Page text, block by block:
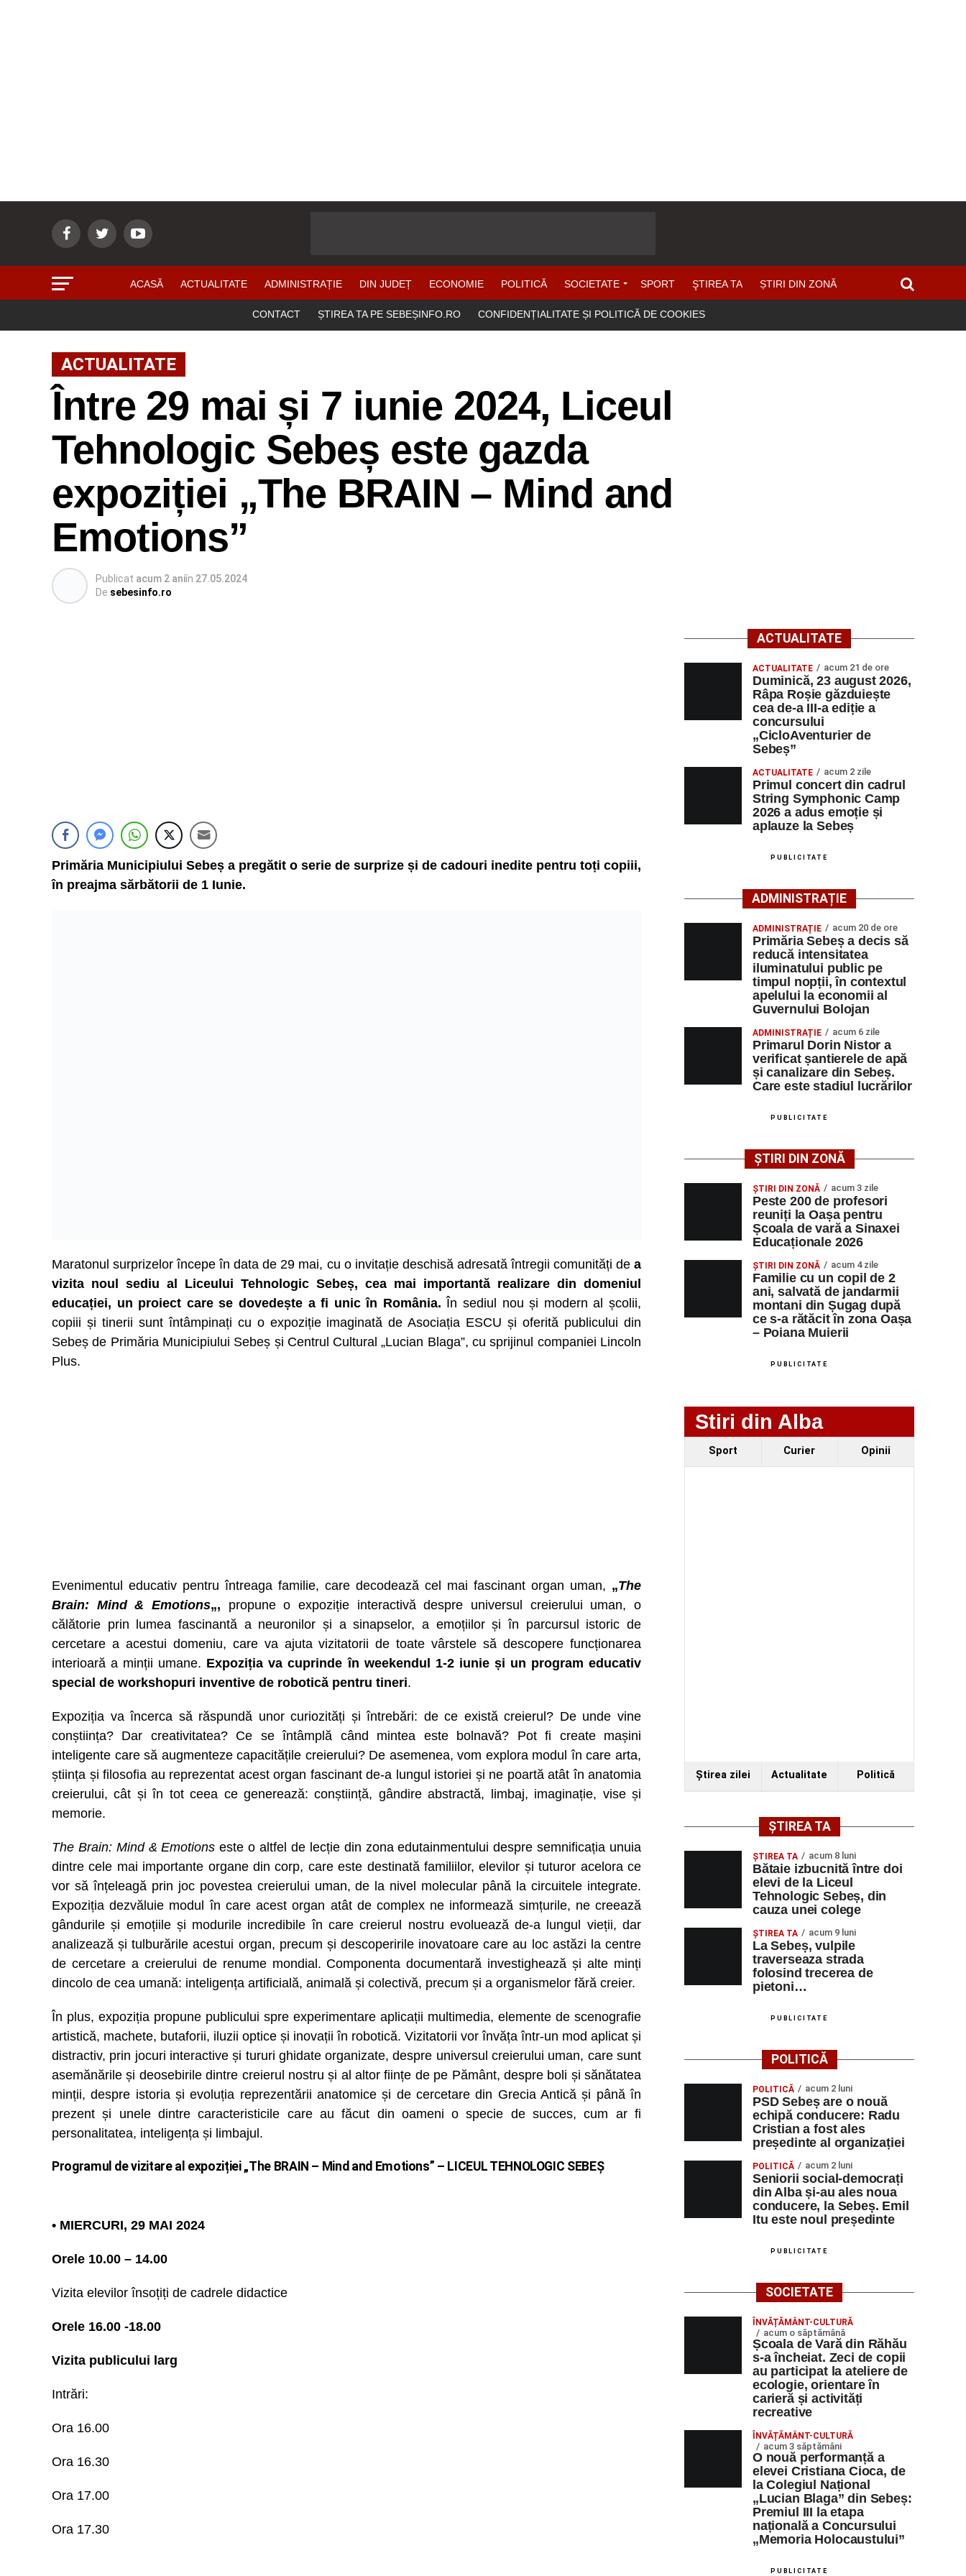
ACASĂ ACTUALITATE ADMINISTRAȚIE DIN JUDEȚ ECONOMIE POLITICĂ SOCIETATE SPORT ŞTIREA TA ȘTIRI DIN ZONĂ
CONTACT ȘTIREA TA PE SEBEȘINFO.RO CONFIDENȚIALITATE ȘI POLITICĂ DE COOKIES
ACTUALITATE
Între 29 mai și 7 iunie 2024, Liceul
Tehnologic Sebeș este gazda
expoziției „The BRAIN – Mind and
Emotions”
Publicat acum 2 aniîn 27.05.2024
De sebesinfo.ro
Primăria Municipiului Sebeș a pregătit o serie de surprize și de cadouri inedite pentru toți copiii,
în preajma sărbătorii de 1 Iunie.
Maratonul surprizelor începe în data de 29 mai, cu o invitație deschisă adresată întregii comunități de a
vizita noul sediu al Liceului Tehnologic Sebeș, cea mai importantă realizare din domeniul
educației, un proiect care se dovedește a fi unic în România. În sediul nou și modern al școlii,
copiii și tinerii sunt întâmpinați cu o expoziție imaginată de Asociația ESCU și oferită publicului din
Sebeș de Primăria Municipiului Sebeș și Centrul Cultural „Lucian Blaga”, cu sprijinul companiei Lincoln
Plus.
Evenimentul educativ pentru întreaga familie, care decodează cel mai fascinant organ uman, „The
Brain: Mind & Emotions„, propune o expoziție interactivă despre universul creierului uman, o
călătorie prin lumea fascinantă a neuronilor și a sinapselor, a emoțiilor și în parcursul istoric de
cercetare a acestui domeniu, care va ajuta vizitatorii de toate vârstele să descopere funcționarea
interioară a minții umane. Expoziția va cuprinde în weekendul 1-2 iunie și un program educativ
special de workshopuri inventive de robotică pentru tineri.
Expoziția va încerca să răspundă unor curiozități și întrebări: de ce există creierul? De unde vine
conștiința? Dar creativitatea? Ce se întâmplă când mintea este bolnavă? Pot fi create mașini
inteligente care să augmenteze capacitățile creierului? De asemenea, vom explora modul în care arta,
știința și filosofia au reprezentat acest organ fascinant de-a lungul istoriei și ne poartă atât în anatomia
creierului, cât și în tot ceea ce generează: conștiință, gândire abstractă, limbaj, imaginație, vise și
memorie.
The Brain: Mind & Emotions este o altfel de lecție din zona edutainmentului despre semnificația unuia
dintre cele mai importante organe din corp, care este destinată familiilor, elevilor și tuturor acelora ce
vor să înțeleagă prin joc povestea creierului uman, de la nivel molecular până la circuitele integrate.
Expoziția dezvăluie modul în care acest organ atât de complex ne informează simțurile, ne creează
gândurile și emoțiile și modurile incredibile în care creierul nostru evoluează de-a lungul vieții, dar
analizeazășitulburărileacestui organ, precum și descoperirile inovatoare care au loc astăzi la centre
de cercetare a creierului de renume mondial . Componenta documentară investighează și alte minți
dincolo de cea umană: inteligența artificială, animală și colectivă, precum și a organismelor fără creier.
În plus, expoziția propune publicului spre experimentare aplicații multimedia, elemente de scenografie
artistică, machete, butaforii, iluzii optice și inovații în robotică. Vizitatorii vor învăța într-un mod aplicat și
distractiv, prin jocuri interactive și tururi ghidate organizate, despre universul creierului uman, care sunt
asemănările și deosebirile dintre creierul nostru și al altor ființe de pe Pământ, despre boli și sănătatea
minții, despre istoria și evoluția reprezentării anatomice și de cercetare din Grecia Antică și până în
prezent și unele dintre caracteristicile care au făcut din oameni o specie de succes, cum ar fi
personalitatea, inteligența și limbajul.
Programul de vizitare al expoziției „The BRAIN – Mind and Emotions” – LICEUL TEHNOLOGIC SEBEȘ
• MIERCURI, 29 MAI 2024
Orele 10.00 – 14.00
Vizita elevilor însoțiți de cadrele didactice
Orele 16.00 -18.00
Vizita publicului larg
Intrări:
Ora 16.00
Ora 16.30
Ora 17.00
Ora 17.30
ACTUALITATE
ACTUALITATE acum 21 de ore
Duminică, 23 august 2026,
Râpa Roșie găzduiește
cea de-a III-a ediție a
concursului
„CicloAventurier de
Sebeș”
ACTUALITATE acum 2 zile
Primul concert din cadrul
String Symphonic Camp
2026 a adus emoție și
aplauze la Sebeș
PUBLICITATE
ADMINISTRAȚIE
ADMINISTRAȚIE acum 20 de ore
Primăria Sebeș a decis să
reducă intensitatea
iluminatului public pe
timpul nopții, în contextul
apelului la economii al
Guvernului Bolojan
ADMINISTRAȚIE acum 6 zile
Primarul Dorin Nistor a
verificat șantierele de apă
și canalizare din Sebeș.
Care este stadiul lucrărilor
PUBLICITATE
ȘTIRI DIN ZONĂ
ȘTIRI DIN ZONĂ acum 3 zile
Peste 200 de profesori
reuniți la Oașa pentru
Școala de vară a Sinaxei
Educaționale 2026
ȘTIRI DIN ZONĂ acum 4 zile
Familie cu un copil de 2
ani, salvată de jandarmii
montani din Șugag după
ce s-a rătăcit în zona Oașa
– Poiana Muierii
PUBLICITATE
Stiri din Alba
Sport Curier Opinii
Ştirea zilei Actualitate Politică
ȘTIREA TA
ŞTIREA TA acum 8 luni
Bătaie izbucnită între doi
elevi de la Liceul
Tehnologic Sebeș, din
cauza unei colege
ŞTIREA TA acum 9 luni
La Sebeș, vulpile
traverseaza strada
folosind trecerea de
pietoni…
PUBLICITATE
POLITICĂ
POLITICĂ acum 2 luni
PSD Sebeș are o nouă
echipă conducere: Radu
Cristian a fost ales
președinte al organizației
POLITICĂ acum 2 luni
Seniorii social-democrați
din Alba și-au ales noua
conducere, la Sebeș. Emil
Itu este noul președinte
PUBLICITATE
SOCIETATE
ÎNVĂȚĂMÂNT-CULTURĂ
acum o săptămână
Școala de Vară din Răhău
s-a încheiat. Zeci de copii
au participat la ateliere de
ecologie, orientare în
carieră și activități
recreative
ÎNVĂȚĂMÂNT-CULTURĂ
acum 3 săptămâni
O nouă performanță a
elevei Cristiana Cioca, de
la Colegiul Național
„Lucian Blaga” din Sebeș:
Premiul III la etapa
națională a Concursului
„Memoria Holocaustului”
PUBLICITATE